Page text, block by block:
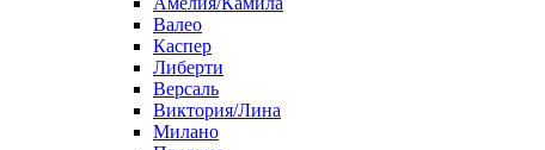
Валео
Каспер
Либерти
Версаль
Виктория/Лина
Милано